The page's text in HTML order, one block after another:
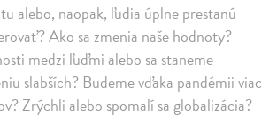
alebo, naopak, ľudia úplne prestanú
Ako sa zmenia naše hodnoty?
medzi ľuďmi alebo sa staneme
slabších? Budeme vďaka pandémii viac
Zrýchli alebo spomalí sa globalizácia?